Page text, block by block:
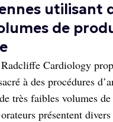
utilisant
de
Cardiology
à des procédures
très faibles volumes
présentent divers